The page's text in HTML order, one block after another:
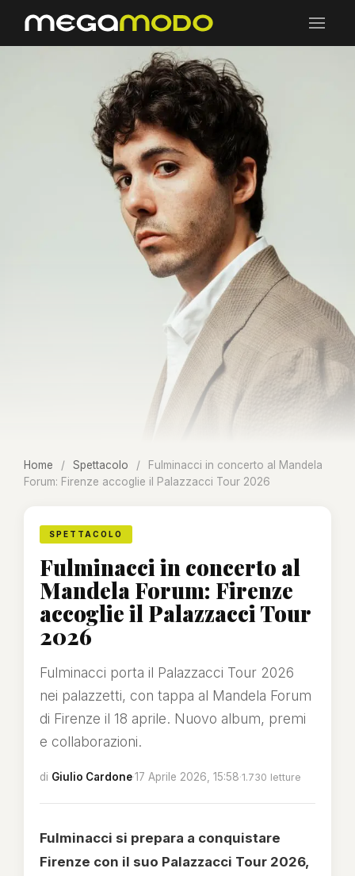
Home / Spettacolo /
Fulminacci in concerto al Mandela
Forum: Firenze accoglie il Palazzacci Tour 2026
SPETTACOLO
Fulminacci in concerto al
Mandela Forum: Firenze
accoglie il Palazzacci Tour
2026
Fulminacci porta il Palazzacci Tour 2026
nei palazzetti, con tappa al Mandela Forum
di Firenze il 18 aprile. Nuovo album, premi
e collaborazioni.
di Giulio Cardone·17 Aprile 2026, 15:58·1.730 letture
Fulminacci si prepara a conquistare
Firenze con il suo Palazzacci Tour 2026,